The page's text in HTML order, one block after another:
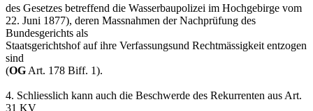
des Gesetzes betreffend die Wasserbaupolizei im Hochgebirge vom
22. Juni 1877), deren Massnahmen der Nachprüfung des
Bundesgerichts als
Staatsgerichtshof auf ihre Verfassungsund Rechtmässigkeit entzogen
sind
(OG Art. 178 Biff. 1).
4. Schliesslich kann auch die Beschwerde des Rekurrenten aus Art.
31 KV